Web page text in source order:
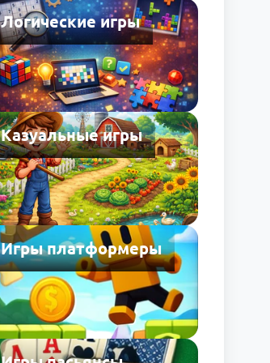
Логические игры
Казуальные игры
Игры платформеры